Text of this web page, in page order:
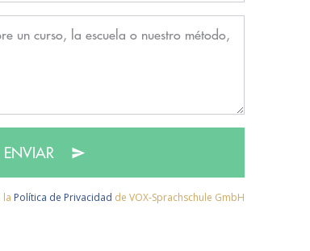
ENVIAR
la Política de Privacidad de VOX-Sprachschule GmbH